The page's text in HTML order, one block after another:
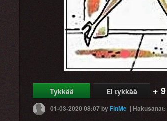
Tykkää Ei tykkää + 9
01-03-2020 08:07byFinMe |Hakusanat: